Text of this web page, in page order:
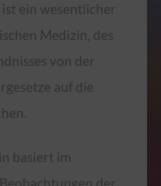
ein wesentlicher
Medizin, des
von der
auf die
basiert im